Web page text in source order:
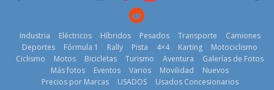
Kia reúne a
Industria Eléctricos Híbridos Pesados Transporte
Camiones
Deportes
Fórmula 1 Rally Pista 4×4 Karting
Motociclismo
Ciclismo
Motos Bicicletas Turismo Aventura
Galerías de Fotos
Más fotos
Eventos Varios Movilidad
Nuevos
Precios por Marcas
USADOS
Usados Concesionarios